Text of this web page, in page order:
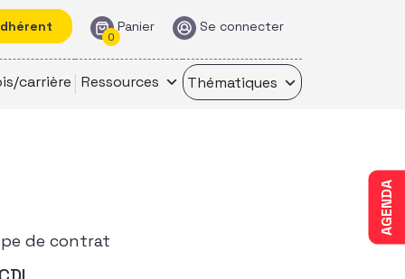
Panier
0
Se connecter
carrière Ressources Thématiques
AGENDA
de contrat